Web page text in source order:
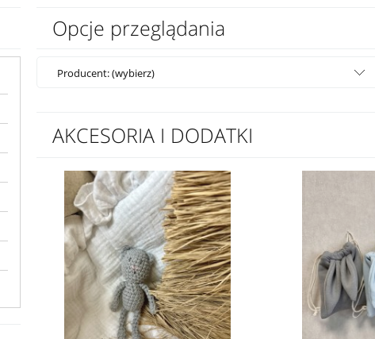
Opcje przeglądania
Producent: (wybierz)
AKCESORIA I DODATKI